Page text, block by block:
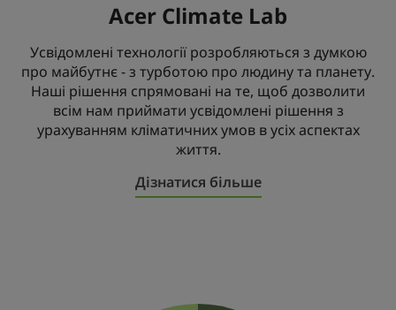
Acer Climate Lab
Усвідомлені технології розробляються з думкою
про майбутнє - з турботою про людину та планету.
Наші рішення спрямовані на те, щоб дозволити
всім нам приймати усвідомлені рішення з
урахуванням кліматичних умов в усіх аспектах
життя.
Дізнатися більше